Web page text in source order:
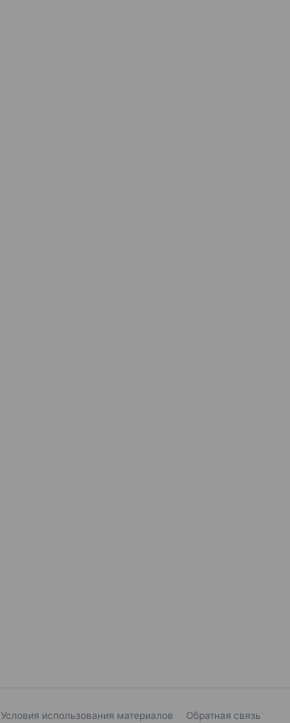
Условия использования материалов Обратная связь